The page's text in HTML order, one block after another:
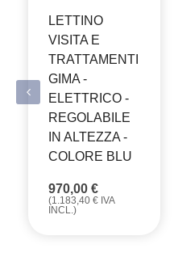
LETTINO
VISITA E
TRATTAMENTI
GIMA -
ELETTRICO -
REGOLABILE
IN ALTEZZA -
COLORE BLU
970,00 €
(1.183,40 € IVA
INCL.)